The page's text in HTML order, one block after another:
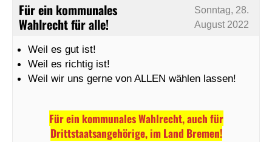
Für ein kommunales
Wahlrecht für alle!
Sonntag, 28.
August 2022
Weil es gut ist!
Weil es richtig ist!
Weil wir uns gerne von ALLEN wählen lassen!
Für ein kommunales Wahlrecht, auch für
Drittstaatsangehörige, im Land Bremen!